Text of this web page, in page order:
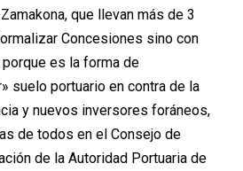
que llevan más de 3
Concesiones sino con
es la forma de
suelo portuario en contra de la
y nuevos inversores foráneos,
de todos en el Consejo de
de la Autoridad Portuaria de